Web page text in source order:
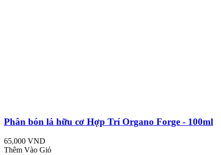
Phân bón lá hữu cơ Hợp Trí Organo Forge - 100ml
65,000 VND
Thêm Vào Giỏ